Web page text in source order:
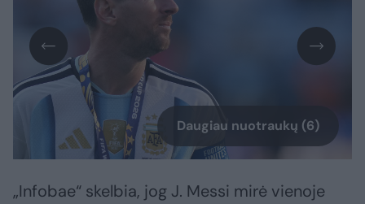
Daugiau nuotraukų (6)
„Infobae“ skelbia, jog J. Messi mirė vienoje